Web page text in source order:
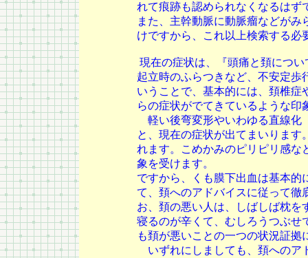
れて痕跡も認められなくなるはず
また、主幹動脈に動脈瘤などが
けですから、これ以上検索する必
現在の症状は、『頭痛と頚につ
起立時のふらつきなど、不安定歩
いうことで、基本的には、頚椎症
らの症状がでてきているような印
軽い後弯変形やいわゆる直線化
と、現在の症状が出てまいりま
れます。こめかみのピリピリ感な
象を受けます。
ですから、くも膜下出血は基本的
て、頚へのアドバイスに従って徹
お、頚の悪い人は、しばしば枕を
寝るのが辛くて、むしろうつぶせ
も頚が悪いことの一つの状況証拠
いずれにしましても、頚へのア